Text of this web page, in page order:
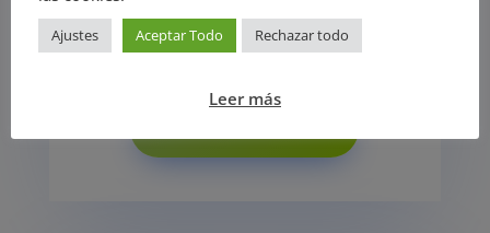
Ajustes Aceptar Todo Rechazar todo
Leer más